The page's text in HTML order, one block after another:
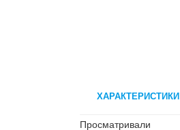
ХАРАКТЕРИСТИКИ
Просматривали